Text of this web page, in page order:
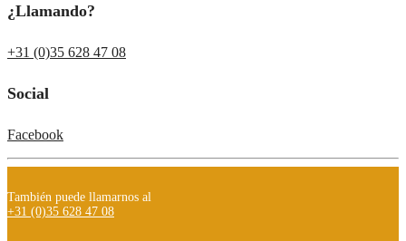
¿Llamando?
+31 (0)35 628 47 08
Social
Facebook
También puede llamarnos al
+31 (0)35 628 47 08